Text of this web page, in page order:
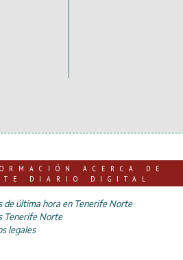
ACERCA DE
DIARIO DIGITAL
de última hora en Tenerife Norte
Tenerife Norte
legales